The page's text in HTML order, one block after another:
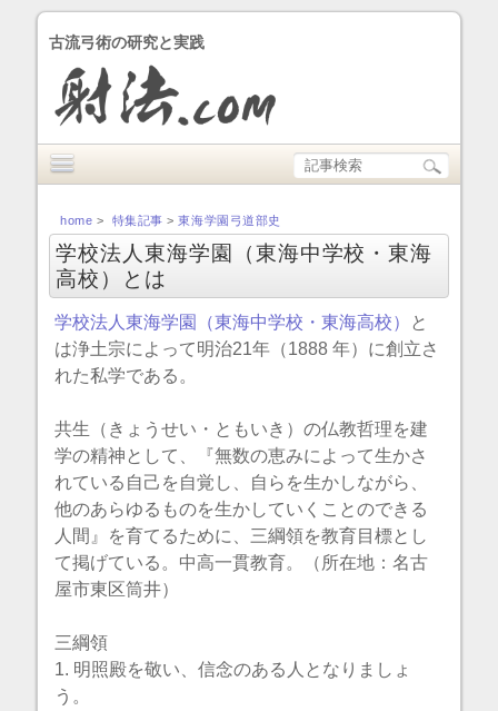
古流弓術の研究と実践
home > 特集記事 >東海学園弓道部史
学校法人東海学園（東海中学校・東海
高校）とは
学校法人東海学園（東海中学校・東海高校）
と
は浄土宗によって明治21年（1888 年）に創立さ
れた私学である。
共生（きょうせい・ともいき）の仏教哲理を建
学の精神として、『無数の恵みによって生かさ
れている自己を自覚し、自らを生かしながら、
他のあらゆるものを生かしていくことのできる
人間』を育てるために、三綱領を教育目標とし
て掲げている。中高一貫教育。（所在地：名古
屋市東区筒井）
三綱領
1. 明照殿を敬い、信念のある人となりましょ
う。